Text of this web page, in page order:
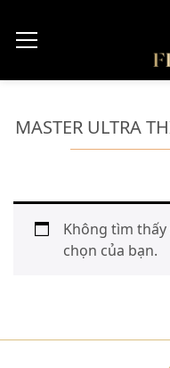
MASTER ULTRA
Không tìm
chọn của bạn.